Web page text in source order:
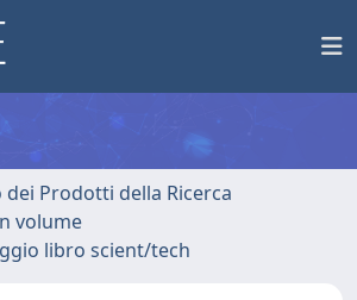
dei Prodotti della Ricerca
volume
libro scient/tech